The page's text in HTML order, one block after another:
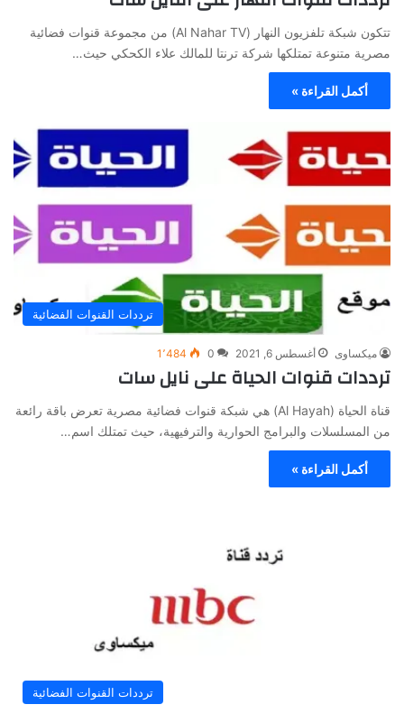
تتكون شبكة تلفزيون النهار (Al Nahar TV) من مجموعة قنوات فضائية
مصرية متنوعة تمتلكها شركة ترنتا للمالك علاء الكحكي حيث…
أكمل القراءة »
ترددات القنوات الفضائية
ميكساوى أغسطس 6, 2021 0 1٬484
ترددات قنوات الحياة على نايل سات
قناة الحياة (Al Hayah) هي شبكة قنوات فضائية مصرية تعرض باقة رائعة
من المسلسلات والبرامج الحوارية والترفيهية، حيث تمتلك اسم…
أكمل القراءة »
ترددات القنوات الفضائية